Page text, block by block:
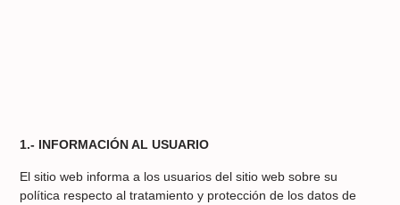
1.- INFORMACIÓN AL USUARIO
El sitio web informa a los usuarios del sitio web sobre su
política respecto al tratamiento y protección de los datos de